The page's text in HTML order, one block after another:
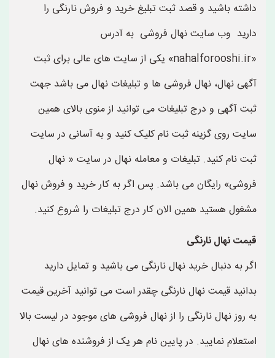
داشته باشید و قصد ثبت تبلیغ خرید و فروش نارنگی را
دارید وب سایت نهال فروشی به آدرس
«nahalforooshi.ir» یکی از سایت های عالی برای ثبت
آگهی نهال، نهال فروشی ها و تبلیغات نهال می باشد جهت
ثبت آگهی و درج تبلیغات می توانید از منوی بالای همین
سایت روی گزینه ثبت نام کلیک کنید و به آسانی در سایت
ثبت نام کنید. تبلیغات و معامله نهال در سایت « نهال
فروشی» رایگان می باشد. پس اگر به کار خرید و فروش نهال
مشغول هستید همین الان کار درج تبلیغات را شروع کنید.
قیمت نهال نارنگی
اگر به دنبال خرید نهال نارنگی می باشید و تمایل دارید
بدانید قیمت نهال نارنگی چقدر است می توانید آخرین قیمت
به روز نهال نارنگی را از نهال فروشی های موجود در لیست بالا
استعلام نمایید. در پایین نام هر یک از فروشنده های نهال